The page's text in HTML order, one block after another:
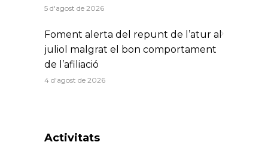
5 d'agost de 2026
Foment alerta del repunt de l’atur al
juliol malgrat el bon comportament
de l’afiliació
4 d'agost de 2026
Activitats